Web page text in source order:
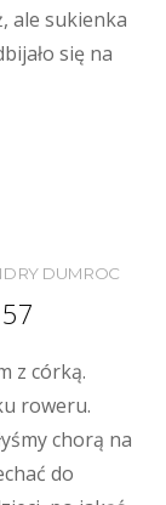
ale sukienka
się na
DUMROC
z córką.
roweru.
chorą na
do